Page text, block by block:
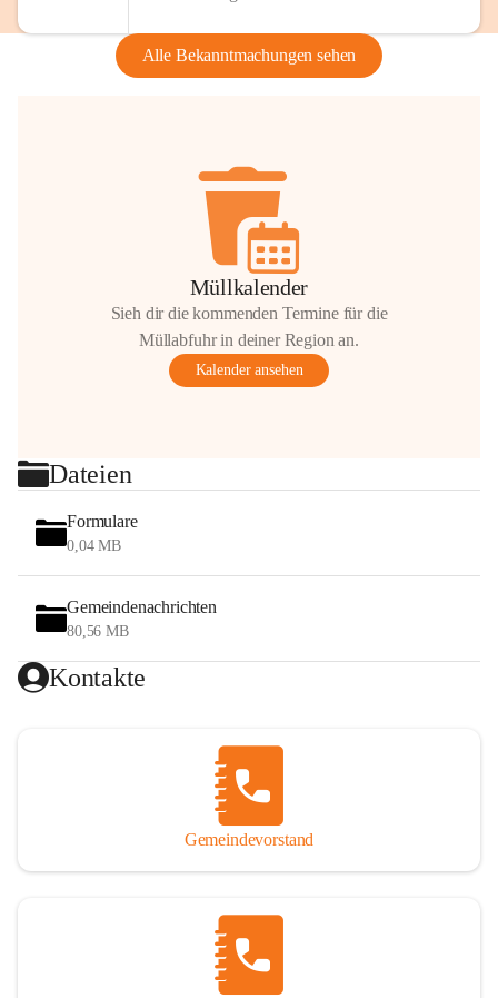
Alle Bekanntmachungen sehen
Müllkalender
Sieh dir die kommenden Termine für die
Müllabfuhr in deiner Region an.
Kalender ansehen
Dateien
Formulare
0,04 MB
Gemeindenachrichten
80,56 MB
Kontakte
Gemeindevorstand